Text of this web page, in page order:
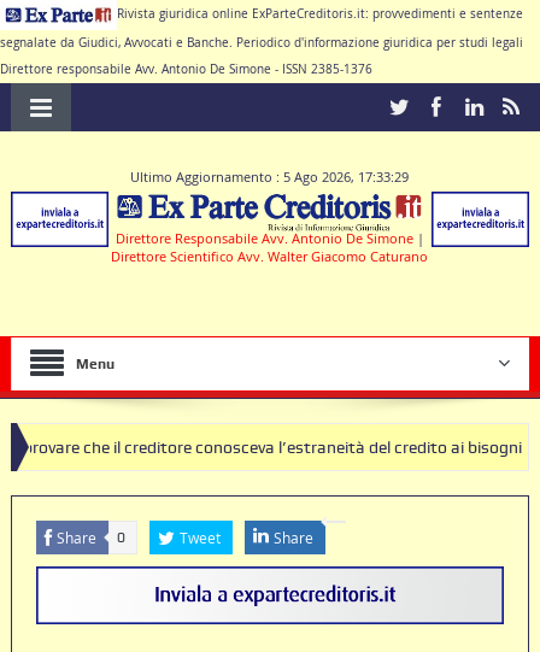
Rivista giuridica online ExParteCreditoris.it: provvedimenti e sentenze
segnalate da Giudici, Avvocati e Banche. Periodico d'informazione giuridica per studi legali
Direttore responsabile Avv. Antonio De Simone - ISSN 2385-1376
Ultimo Aggiornamento : 5 Ago 2026, 17:33:29
Direttore Responsabile Avv. Antonio De Simone |
Direttore Scientifico Avv. Walter Giacomo Caturano
Menu
il creditore conosceva l’estraneità del credito ai bisogni della
clausole nulle deve produrre il contratto di conto corrente
Share 0 Tweet Share